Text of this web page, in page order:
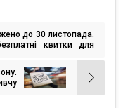
до 30 листопада.
квитки для